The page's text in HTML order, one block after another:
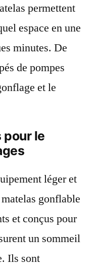
permettent
espace en une
minutes. De
de pompes
et le
pour le
léger et
gonflable
et conçus pour
un sommeil
Ils sont